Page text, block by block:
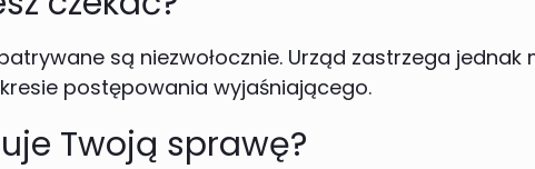
są niezwołocznie. Urząd zastrzega
postępowania wyjaśniającego.
Twoją sprawę?